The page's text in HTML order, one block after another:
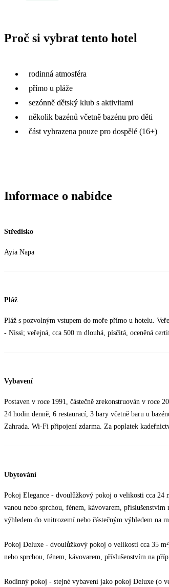
Proč si vybrat tento hotel
rodinná atmosféra
přímo u pláže
sezónně dětský klub s aktivitami
několik bazénů včetně bazénu pro děti
část vyhrazena pouze pro dospělé (16+)
Informace o nabídce
Středisko
Ayia Napa
Pláž
Pláž s pozvolným vstupem do moře přímo u hotelu.
- Nissi; veřejná, cca 500 m dlouhá, písčitá, oceněná
Vybavení
Postaven v roce 1991, částečně zrekonstruován v roce
24 hodin denně, 6 restaurací, 3 bary včetně baru u
Zahrada. Wi-Fi připojení zdarma. Za poplatek
Ubytování
Pokoj Elegance - dvoulůžkový pokoj o velikosti cca 24
vanou nebo sprchou, fénem, kávovarem,
výhledem do vnitrozemí nebo částečným výhledem na
Pokoj Deluxe - dvoulůžkový pokoj o velikosti cca 35
nebo sprchou, fénem, kávovarem, příslušenstvím na
Rodinný pokoj - stejné vybavení jako pokoj Deluxe (o